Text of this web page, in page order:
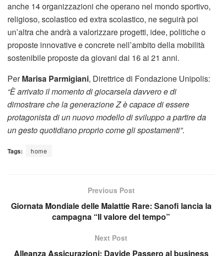
anche 14 organizzazioni che operano nel mondo sportivo,
religioso, scolastico ed extra scolastico, ne seguirà poi
un’altra che andrà a valorizzare progetti, idee, politiche o
proposte innovative e concrete nell’ambito della mobilità
sostenibile proposte da giovani dai 16 ai 21 anni.
PerMarisa Parmigiani, Direttrice di Fondazione Unipolis:
“È arrivato il momento di giocarsela davvero e di
dimostrare che la generazione Z è capace di essere
protagonista di un nuovo modello di sviluppo a partire da
un gesto quotidiano proprio come gli spostamenti”.
Tags: home
Previous Post
Giornata Mondiale delle Malattie Rare: Sanofi lancia la
campagna “Il valore del tempo”
Next Post
Alleanza Assicurazioni: Davide Passero al business